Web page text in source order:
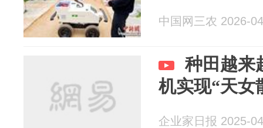
中国网三农 2026-
种田越来
机实现“天女
企业家日报 2025-